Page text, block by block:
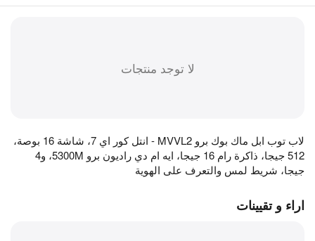
لا توجد منتجات
لاب توب ابل ماك بوك برو MVVL2 - انتل كور اي 7، شاشة 16 بوصة،
512 جيجا، ذاكرة رام 16 جيجا، ايه ام دي راديون برو 5300M، و4
جيجا، شريط لمس والتعرف على الهوية
اراء و تقيينات